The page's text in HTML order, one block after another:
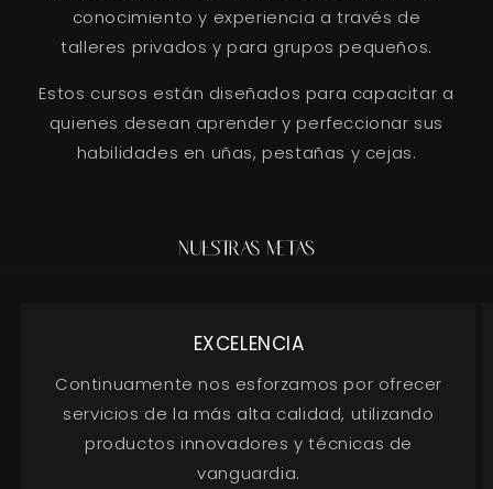
conocimiento y experiencia a través de
talleres privados y para grupos pequeños.
Estos cursos están diseñados para capacitar a
quienes desean aprender y perfeccionar sus
habilidades en uñas, pestañas y cejas.
EXCELENCIA
Continuamente nos esforzamos por ofrecer
servicios de la más alta calidad, utilizando
productos innovadores y técnicas de
vanguardia.